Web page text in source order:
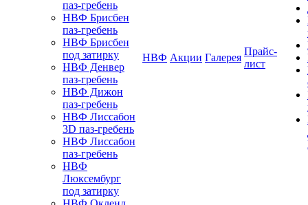
паз-гребень
НВФ Брисбен
паз-гребень
НВФ Брисбен
под затирку
НВФ Денвер
паз-гребень
НВФ Дижон
паз-гребень
НВФ Лиссабон
3D паз-гребень
НВФ Лиссабон
паз-гребень
НВФ
Люксембург
под затирку
НВФ Акции Галерея
Прайс-
лист